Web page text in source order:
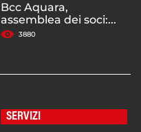
Bcc Aquara,
assemblea dei soci:...
3880
SERVIZI